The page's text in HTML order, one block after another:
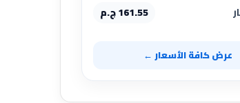
161.55 ج.م
عرض كافة الأسعار ←